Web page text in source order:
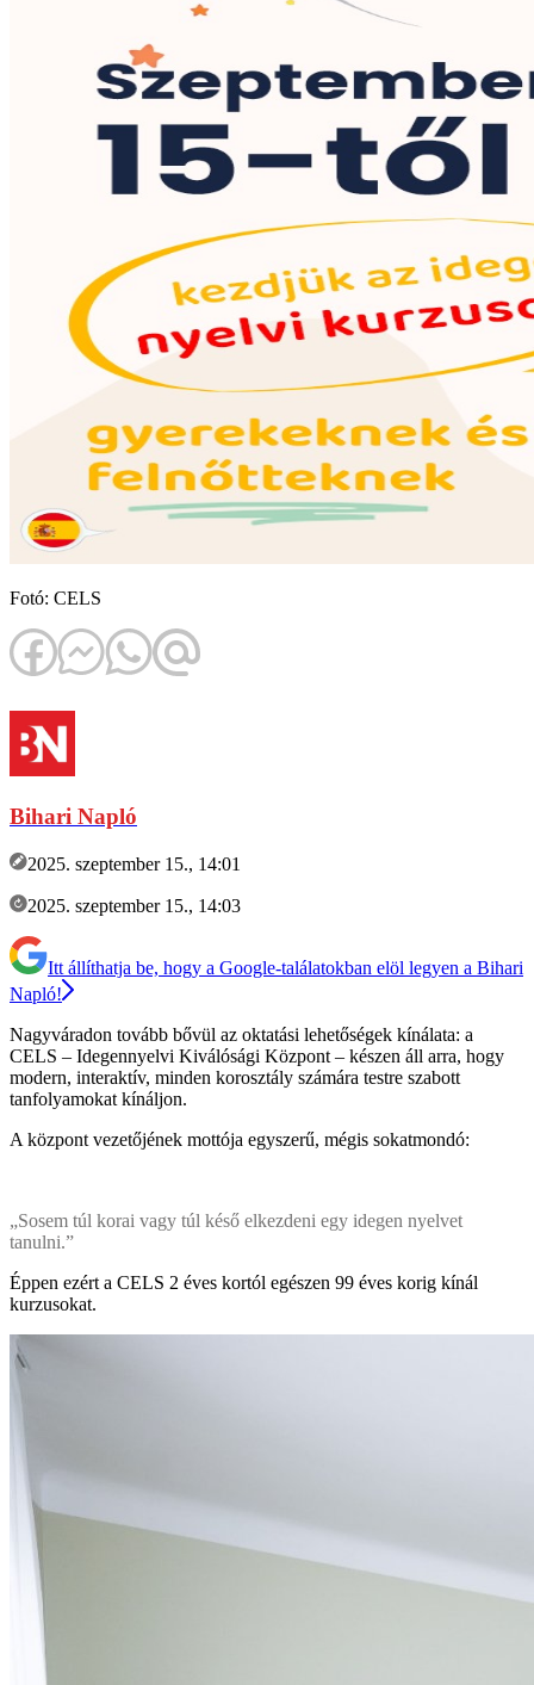
Fotó: CELS
Bihari Napló
2025. szeptember 15., 14:01
2025. szeptember 15., 14:03
Itt állíthatja be, hogy a Google-találatokban elöl legyen a Bihari
Napló!
Nagyváradon tovább bővül az oktatási lehetőségek kínálata: a
CELS – Idegennyelvi Kiválósági Központ – készen áll arra, hogy
modern, interaktív, minden korosztály számára testre szabott
tanfolyamokat kínáljon.
A központ vezetőjének mottója egyszerű, mégis sokatmondó:
„Sosem túl korai vagy túl késő elkezdeni egy idegen nyelvet
tanulni.”
Éppen ezért a CELS 2 éves kortól egészen 99 éves korig kínál
kurzusokat.